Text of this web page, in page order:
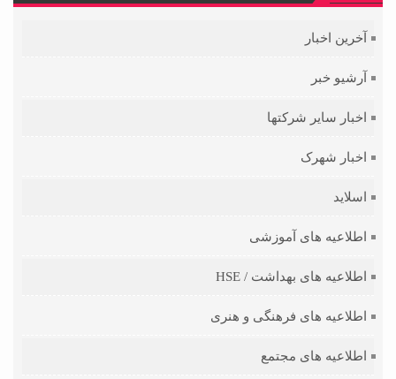
آخرین اخبار
آرشیو خبر
اخبار سایر شرکتها
اخبار شهرک
اسلاید
اطلاعیه های آموزشی
اطلاعیه های بهداشت / HSE
اطلاعیه های فرهنگی و هنری
اطلاعیه های مجتمع